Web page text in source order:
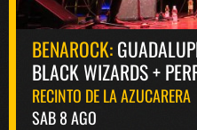
BENAROCK:
BLACK WIZARDS +
RECINTO DE LA AZUCARERA
SAB 8 AGO